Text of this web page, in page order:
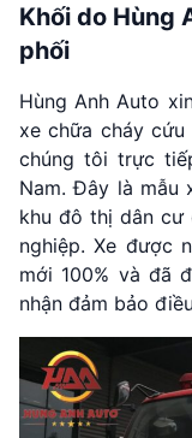
Khối do Hùng
phối
Hùng Anh Auto
xe chữa cháy
chúng tôi trực
Nam. Đây là mẫu
khu đô thị dân cư
nghiệp. Xe được
mới 100% và đã
nhận đảm bảo